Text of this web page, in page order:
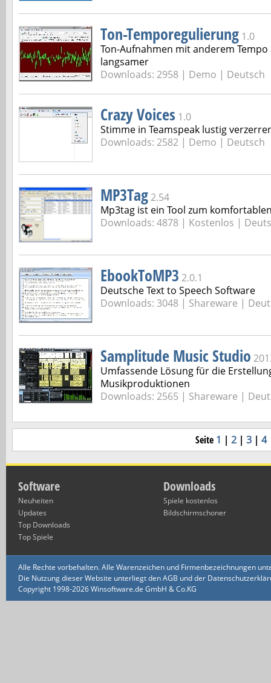
Ton-Temporegulierung 1.0
Ton-Aufnahmen mit anderem
langsamer
Downloads: 2958 | Demo | Deutsch
Crazy Voices 1.0
Stimme in Teamspeak lustig
Downloads: 2582 | Demo | Deutsch
MP3Tag 2.54
Mp3tag ist ein Tool zum
Downloads: 4878 | Kostenlos |
EbookToMP3 2.0.1
Deutsche Text to Speech Software
Downloads: 3048 | Shareware |
Samplitude Music Studio
Umfassende Lösung für die
Musikproduktionen
Downloads: 2565 | Shareware |
Seite 1 |2 |3 |4
Software
Neuheiten
Updates
Top Downloads
Top Spiele
Downloads
Spiele kostenlos
Bildschirmschoner
Alle Rechte vorbehalten. Alle Warenzeichen und Firmenbezeichnungen
Die Nutzung dieser Website unterliegt den AGB und der
Copyright 1998-2026 Winsoftware.de GmbH & Co.KG